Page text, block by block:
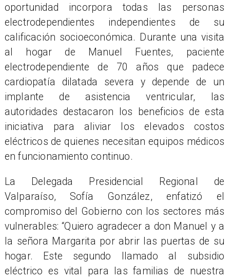
oportunidad incorpora todas las personas
electrodependientes independientes de su
calificación socioeconómica. Durante una visita
al hogar de Manuel Fuentes, paciente
electrodependiente de 70 años que padece
cardiopatía dilatada severa y depende de un
implante de asistencia ventricular, las
autoridades destacaron los beneficios de esta
iniciativa para aliviar los elevados costos
eléctricos de quienes necesitan equipos médicos
en funcionamiento continuo.
La Delegada Presidencial Regional de
Valparaíso, Sofía González, enfatizó el
compromiso del Gobierno con los sectores más
vulnerables: “Quiero agradecer a don Manuel y a
la señora Margarita por abrir las puertas de su
hogar. Este segundo llamado al subsidio
eléctrico es vital para las familias de nuestra